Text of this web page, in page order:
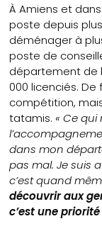
À Amiens et
poste depuis
déménager à
poste de
département de
000 licenciés. De
compétition,
tatamis.« Ce qui
dans mon
pas mal. Je suis
c’est quand
découvrir aux
c’est une